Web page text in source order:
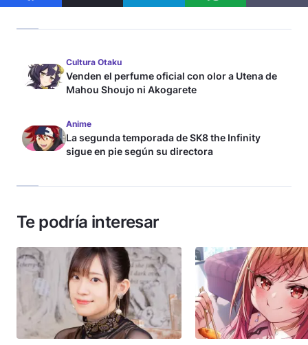
Cultura Otaku
Venden el perfume oficial con olor a Utena de
Mahou Shoujo ni Akogarete
Anime
La segunda temporada de SK8 the Infinity
sigue en pie según su directora
Te podría interesar